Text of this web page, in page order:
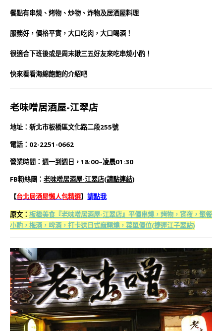
餐點有串燒、烤物、炒物、炸物及居酒屋料理
服務好，價格平實，大口吃肉，大口喝酒 ！
很適合下班後或是周末揪三五好友來吃串燒小酌！
快來看看海綿飽飽的介紹吧
老味噌居酒屋-江翠店
地址：新北市板橋區文化路二段255號
電話：02-2251-0662
營業時間：週一到週日，18:00~凌晨01:30
FB粉絲團： 老味噌居酒屋-江翠店(請點連結)
【台北居酒屋懶人包精選】 請點我
原文： 板橋美食『老味噌居酒屋-江翠店』平價串燒，烤物，宵夜，聚餐
小酌，梅酒，啤酒，打卡送日式麻糬燒，菜單價位(捷運江子翠站)